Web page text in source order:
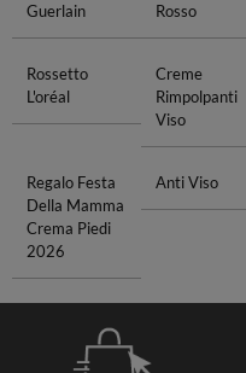
Guerlain
Rosso
Rossetto
L'oréal
Creme
Rimpolpanti
Viso
Regalo Festa
Della Mamma
Crema Piedi
2026
Anti Viso